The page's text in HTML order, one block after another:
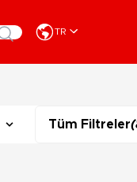
LEGO
TR
Tüm Filtreler